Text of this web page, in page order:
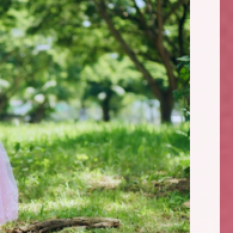
robe
Princesse
:
robe
de
cérémonie
pour
une
fille